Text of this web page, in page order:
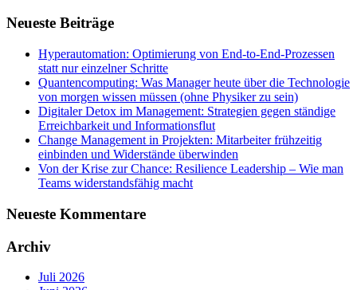
Neueste Beiträge
Hyperautomation: Optimierung von End-to-End-Prozessen
statt nur einzelner Schritte
Quantencomputing: Was Manager heute über die Technologie
von morgen wissen müssen (ohne Physiker zu sein)
Digitaler Detox im Management: Strategien gegen ständige
Erreichbarkeit und Informationsflut
Change Management in Projekten: Mitarbeiter frühzeitig
einbinden und Widerstände überwinden
Von der Krise zur Chance: Resilience Leadership – Wie man
Teams widerstandsfähig macht
Neueste Kommentare
Archiv
Juli 2026